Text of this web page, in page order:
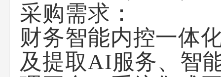
采购需求：
财务智能内控一体
及提取AI服务、智